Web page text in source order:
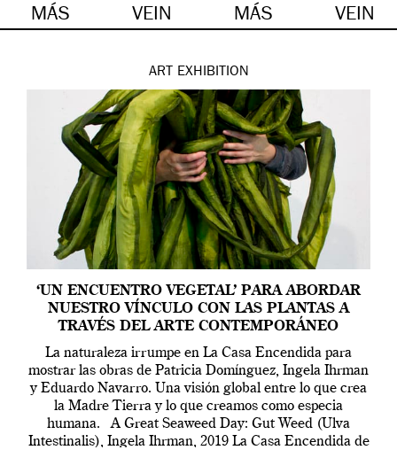
MÁS VEIN MÁS VEIN
ART EXHIBITION
‘UN ENCUENTRO VEGETAL’ PARA ABORDAR
NUESTRO VÍNCULO CON LAS PLANTAS A
TRAVÉS DEL ARTE CONTEMPORÁNEO
La naturaleza irrumpe en La Casa Encendida para
mostrar las obras de Patricia Domínguez, Ingela Ihrman
y Eduardo Navarro. Una visión global entre lo que crea
la Madre Tierra y lo que creamos como especia
humana. A Great Seaweed Day: Gut Weed (Ulva
Intestinalis), Ingela Ihrman, 2019 La Casa Encendida de